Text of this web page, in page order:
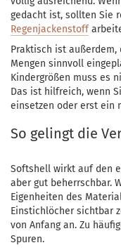
gedacht ist, sollten Sie
Regenjackenstoff
Praktisch ist
Mengen sinnvoll
Kindergrößen muss es
Das ist hilfreich, wenn
einsetzen oder erst ein
So gelingt die
Softshell wirkt auf den
aber gut beherrschbar.
Eigenheiten des
Einstichlöcher sichtbar
von Anfang an. Zu
Spuren.